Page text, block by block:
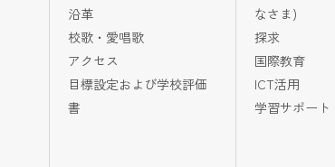
沿革
校歌・愛唱歌
アクセス
目標設定および学校評価
書
なさま)
探求
国際教育
ICT活用
学習サポート